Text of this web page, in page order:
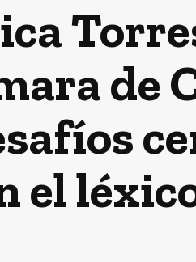
de
el